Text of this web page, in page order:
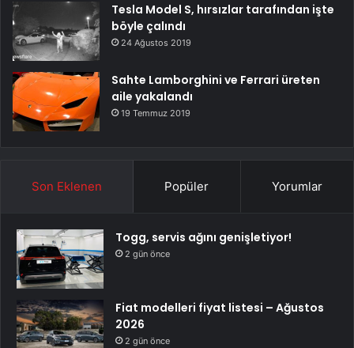
Tesla Model S, hırsızlar tarafından işte
böyle çalındı
24 Ağustos 2019
Sahte Lamborghini ve Ferrari üreten
aile yakalandı
19 Temmuz 2019
Son Eklenen Popüler Yorumlar
Togg, servis ağını genişletiyor!
2 gün önce
Fiat modelleri fiyat listesi – Ağustos
2026
2 gün önce